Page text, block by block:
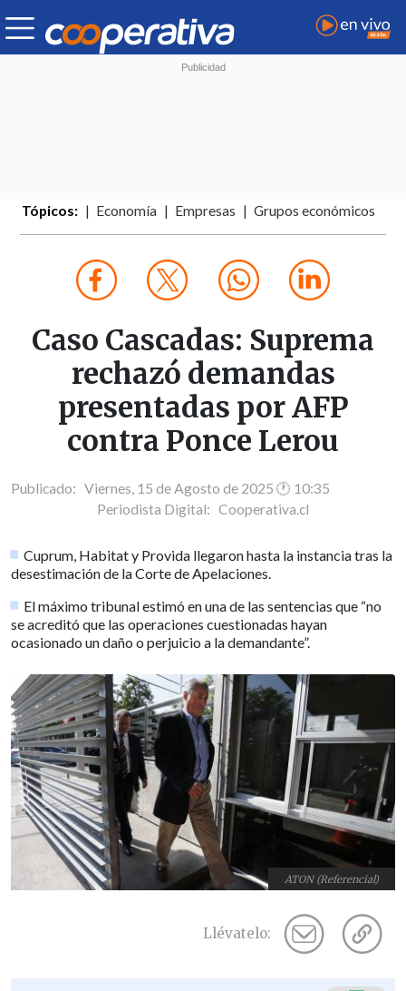
Tópicos: Economía Empresas Grupos económicos
Caso Cascadas: Suprema
rechazó demandas
presentadas por AFP
contra Ponce Lerou
Publicado: Viernes, 15 de Agosto de 2025 🕐 10:35
Periodista Digital: Cooperativa.cl
Cuprum, Habitat y Provida llegaron hasta la instancia tras la
desestimación de la Corte de Apelaciones.
El máximo tribunal estimó en una de las sentencias que “no
se acreditó que las operaciones cuestionadas hayan
ocasionado un daño o perjuicio a la demandante”.
ATON (Referencial)
Llévatelo: